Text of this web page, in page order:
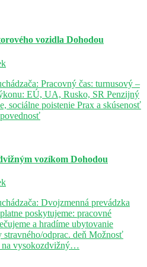
vozidla Dohodou
Pracovný čas: turnusový –
EÚ, UA, Rusko, SR Penzijný
sociálne poistenie Prax a skúsenosť
vozíkom Dohodou
Dvojzmenná prevádzka
poskytujeme: pracovné
a hradíme ubytovanie
odprac. deň Možnosť
na vysokozdvižný…